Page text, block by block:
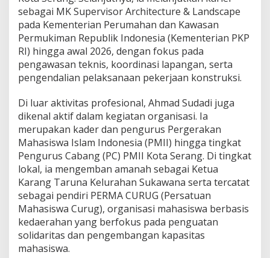
sebagai MK Supervisor Architecture & Landscape
pada Kementerian Perumahan dan Kawasan
Permukiman Republik Indonesia (Kementerian PKP
RI) hingga awal 2026, dengan fokus pada
pengawasan teknis, koordinasi lapangan, serta
pengendalian pelaksanaan pekerjaan konstruksi.
Di luar aktivitas profesional, Ahmad Sudadi juga
dikenal aktif dalam kegiatan organisasi. Ia
merupakan kader dan pengurus Pergerakan
Mahasiswa Islam Indonesia (PMII) hingga tingkat
Pengurus Cabang (PC) PMII Kota Serang. Di tingkat
lokal, ia mengemban amanah sebagai Ketua
Karang Taruna Kelurahan Sukawana serta tercatat
sebagai pendiri PERMA CURUG (Persatuan
Mahasiswa Curug), organisasi mahasiswa berbasis
kedaerahan yang berfokus pada penguatan
solidaritas dan pengembangan kapasitas
mahasiswa.